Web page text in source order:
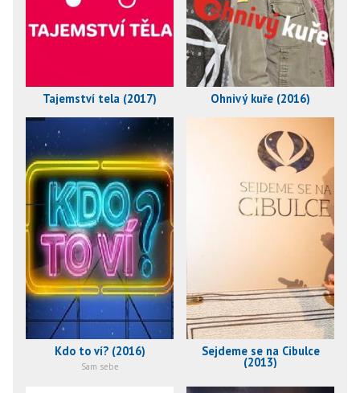
Tajemství tela (2017) Ohnivý kuře (2016)
Kdo to ví? (2016)
Sam sebe
Sejdeme se na Cibulce
(2013)